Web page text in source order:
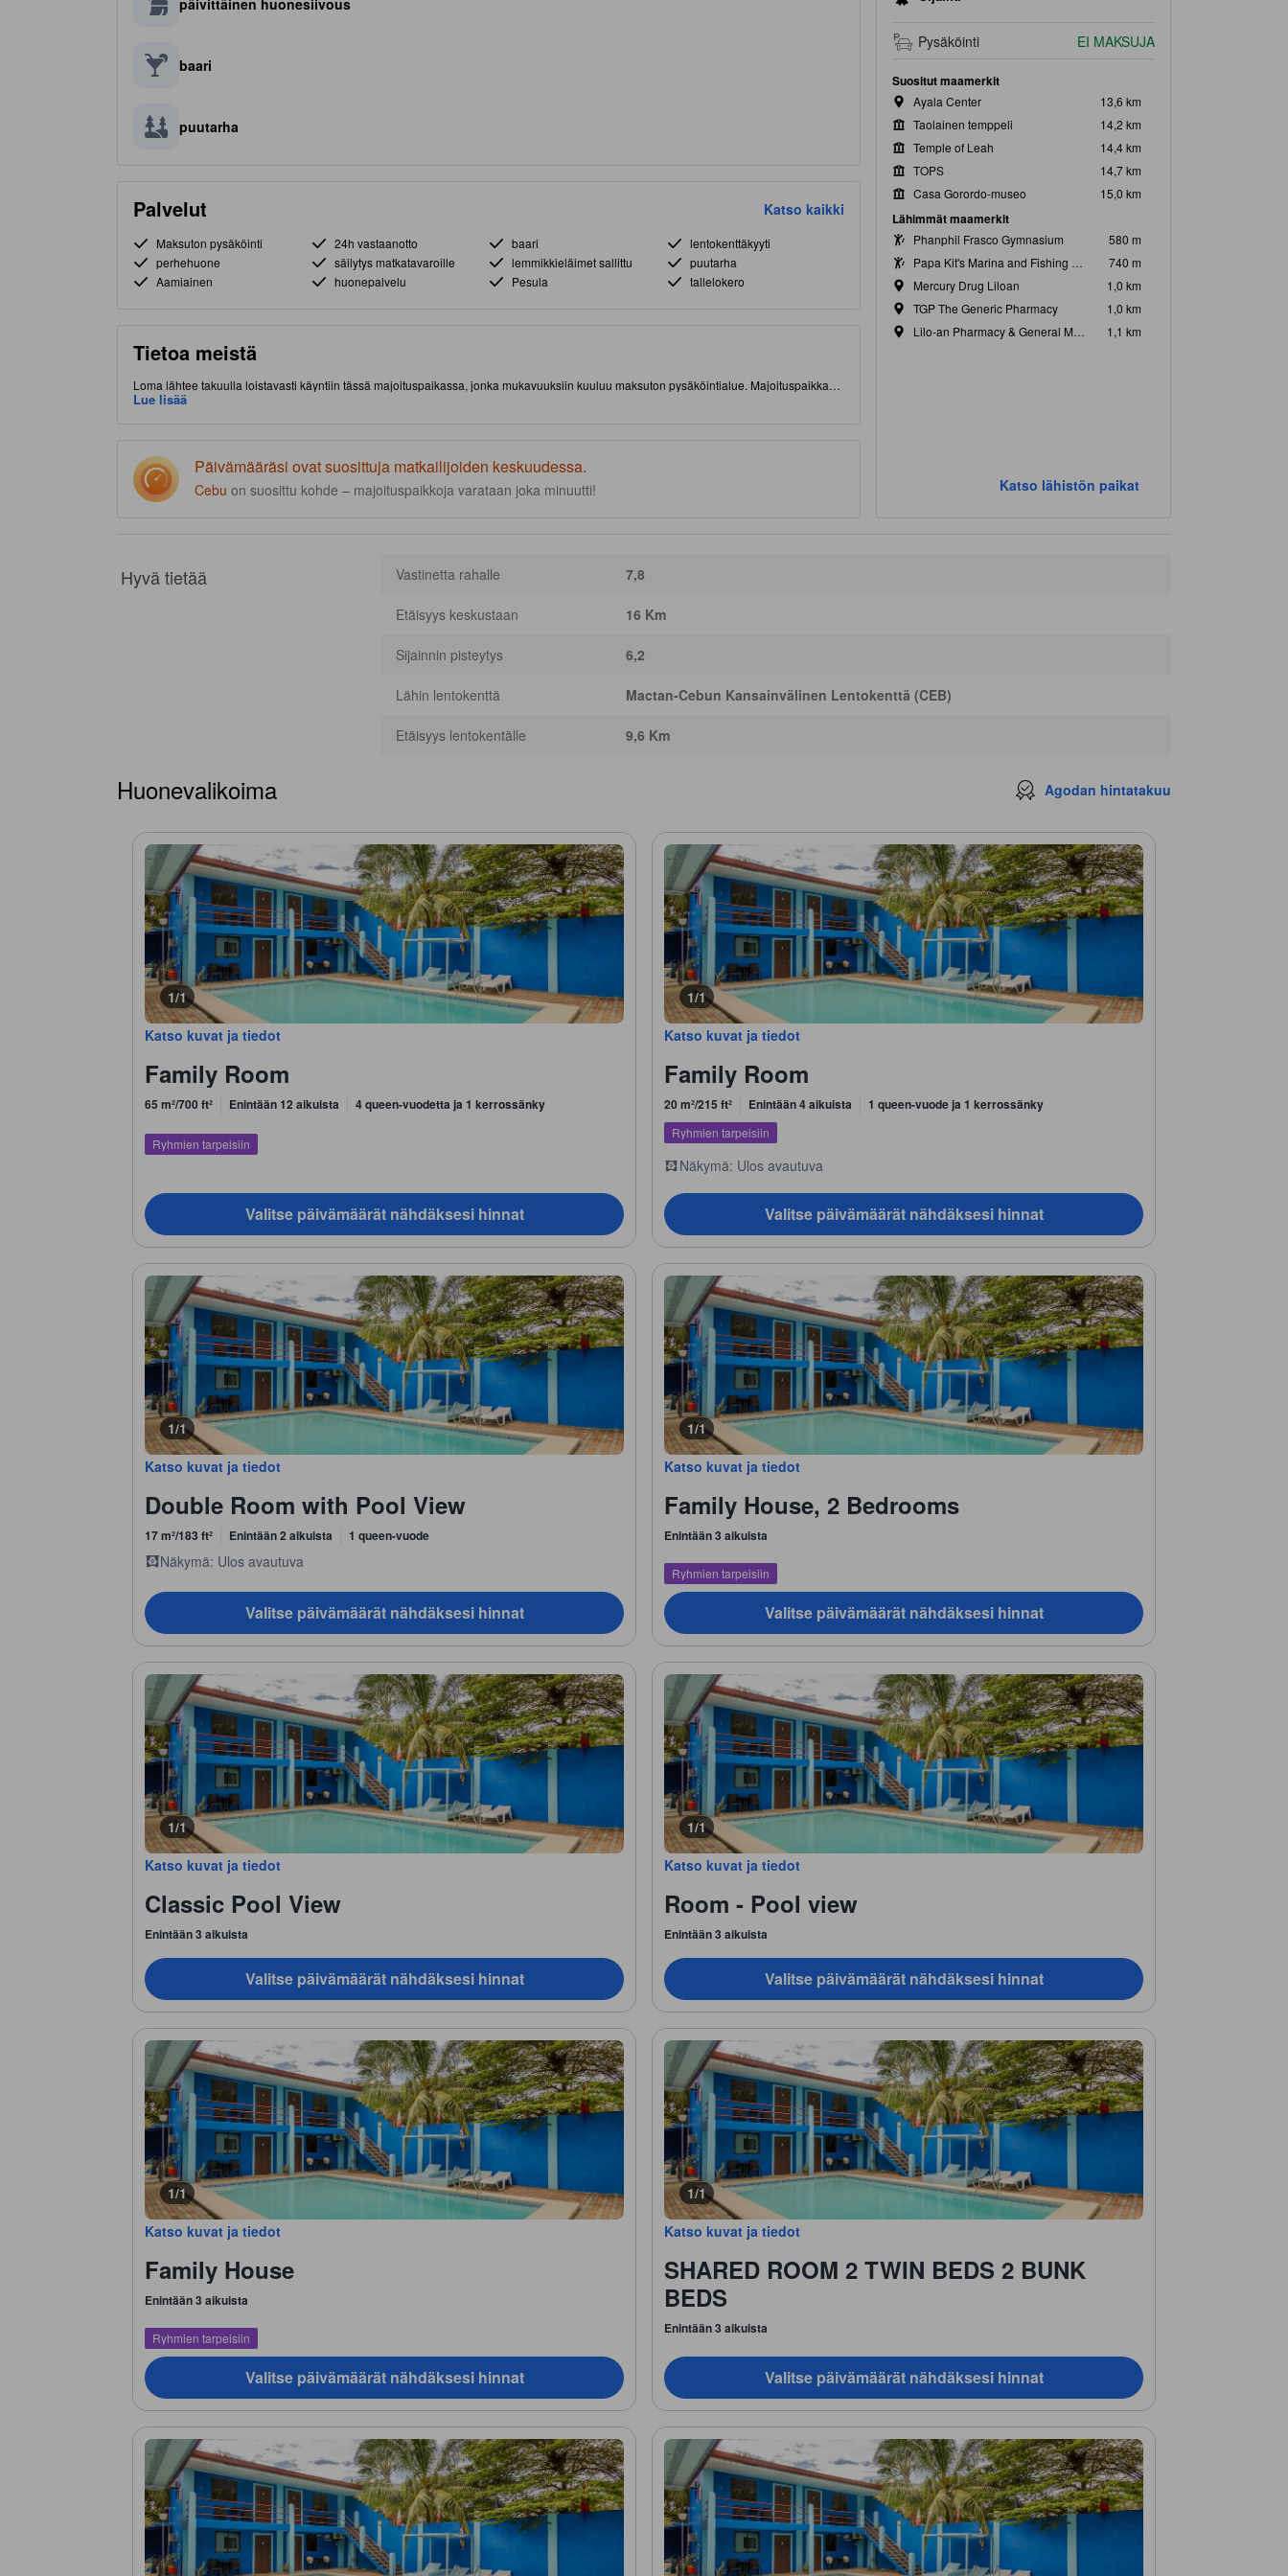
päivittäinen huonesiivous
baari
puutarha
Palvelut Katso kaikki
Maksuton pysäköinti 24h vastaanotto baari
lentokenttäkyyti
perhehuone
säilytys matkatavaroille lemmikkieläimet sallittu
puutarha
Aamiainen
huonepalvelu Pesula tallelokero
Tietoa meistä
Loma lähtee takuulla loistavasti käyntiin tässä majoituspaikassa, jonka mukavuuksiin kuuluu maksuton pysäköintialue. Majoituspaikka
sijaitsee hyvällä paikalla (Liloan, Cebu) lyhyen matkan päässä nähtävyyksistä ja kiinnostavista ruokapaikoista. Kuuluisa De Sto. Nino-
Lue lisää
Päivämääräsi ovat suosittuja matkailijoiden keskuudessa.
Cebu on suosittu kohde – majoituspaikkoja varataan joka minuutti!
Pysäköinti EI MAKSUJA
Suositut maamerkit
Ayala Center
13,6 km
Taolainen temppeli
14,2 km
Temple of Leah
14,4 km
TOPS
14,7 km
Casa Gorordo-museo
15,0 km
Lähimmät maamerkit
Phanphil Frasco Gymnasium
580 m
Papa Kit's Marina and Fishing Lagoon
740 m
Mercury Drug Liloan
1,0 km
TGP The Generic Pharmacy
1,0 km
Lilo-an Pharmacy & General Merchandise
1,1 km
Katso lähistön paikat
Hyvä tietää Vastinetta rahalle 7,8
Etäisyys keskustaan 16 Km
Sijainnin pisteytys 6,2
Lähin lentokenttä Mactan-Cebun Kansainvälinen Lentokenttä (CEB)
Etäisyys lentokentälle 9,6 Km
Huonevalikoima Agodan hintatakuu
1/1
Katso kuvat ja tiedot
Family Room
65 m²/700 ft² Enintään 12 aikuista 4 queen-vuodetta ja 1 kerrossänky
Ryhmien tarpeisiin
Valitse päivämäärät nähdäksesi hinnat
1/1
Katso kuvat ja tiedot
Family Room
20 m²/215 ft² Enintään 4 aikuista 1 queen-vuode ja 1 kerrossänky
Ryhmien tarpeisiin
Näkymä: Ulos avautuva
Valitse päivämäärät nähdäksesi hinnat
1/1
Katso kuvat ja tiedot
Double Room with Pool View
17 m²/183 ft² Enintään 2 aikuista 1 queen-vuode
Näkymä: Ulos avautuva
Valitse päivämäärät nähdäksesi hinnat
1/1
Katso kuvat ja tiedot
Family House, 2 Bedrooms
Enintään 3 aikuista
Ryhmien tarpeisiin
Valitse päivämäärät nähdäksesi hinnat
1/1
Katso kuvat ja tiedot
Classic Pool View
Enintään 3 aikuista
Valitse päivämäärät nähdäksesi hinnat
1/1
Katso kuvat ja tiedot
Room - Pool view
Enintään 3 aikuista
Valitse päivämäärät nähdäksesi hinnat
1/1
Katso kuvat ja tiedot
Family House
Enintään 3 aikuista
Ryhmien tarpeisiin
Valitse päivämäärät nähdäksesi hinnat
1/1
Katso kuvat ja tiedot
SHARED ROOM 2 TWIN BEDS 2 BUNK
BEDS
Enintään 3 aikuista
Valitse päivämäärät nähdäksesi hinnat